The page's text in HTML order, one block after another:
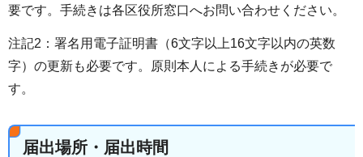
要です。手続きは各区役所窓口へお問い合わせください。
注記2：署名用電子証明書（6文字以上16文字以内の英数
字）の更新も必要です。原則本人による手続きが必要で
す。
届出場所・届出時間